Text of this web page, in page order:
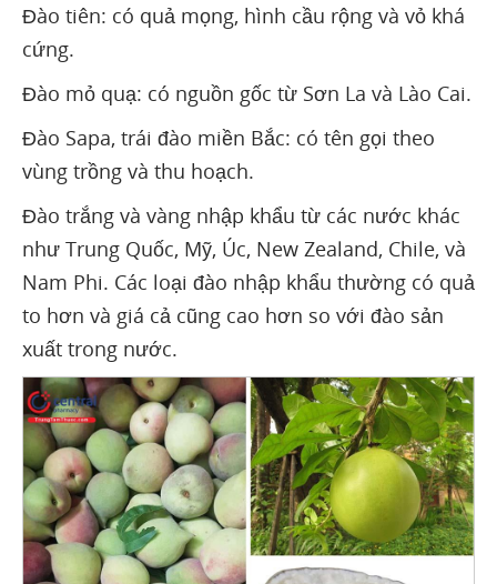
Đào tiên: có quả mọng, hình cầu rộng và vỏ khá
cứng.
Đào mỏ quạ: có nguồn gốc từ Sơn La và Lào Cai.
Đào Sapa, trái đào miền Bắc: có tên gọi theo
vùng trồng và thu hoạch.
Đào trắng và vàng nhập khẩu từ các nước khác
như Trung Quốc, Mỹ, Úc, New Zealand, Chile, và
Nam Phi. Các loại đào nhập khẩu thường có quả
to hơn và giá cả cũng cao hơn so với đào sản
xuất trong nước.